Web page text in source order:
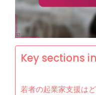
Key sections
若者の起業家支援は